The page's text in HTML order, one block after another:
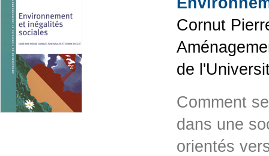
Cornut
de
Comment
dans une
orientés